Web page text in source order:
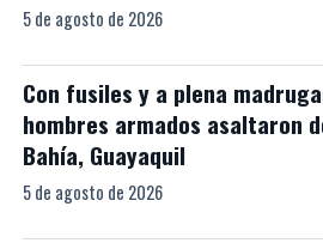
5 de agosto de 2026
Con fusiles y a plena
hombres armados asaltaron
Bahía, Guayaquil
5 de agosto de 2026